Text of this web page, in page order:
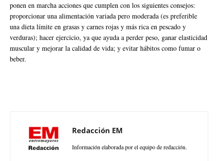
ponen en marcha acciones que cumplen con los siguientes consejos:
proporcionar una alimentación variada pero moderada (es preferible
una dieta límite en grasas y carnes rojas y más rica en pescado y
verduras); hacer ejercicio, ya que ayuda a perder peso, ganar elasticidad
muscular y mejorar la calidad de vida; y evitar hábitos como fumar o
beber.
Redacción EM
Información elaborada por el equipo de redacción.